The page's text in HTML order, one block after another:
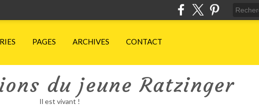
PAGES ARCHIVES CONTACT
du jeune Ratzinger
Il est vivant !